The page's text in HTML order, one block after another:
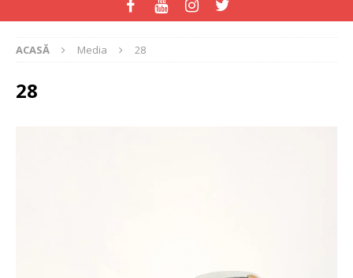
ACASĂ Media 28
28